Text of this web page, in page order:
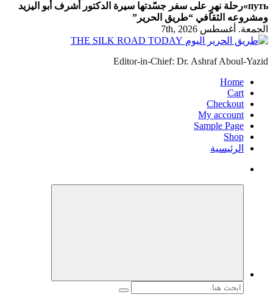
путь» رحلة نهرٍ على سفر جسّدتها سيرة الدكتور أشرف أبو اليزيد
ومشروعه الثقافي “طريق الحرير”
الجمعة. أغسطس 7th, 2026
Editor-in-Chief: Dr. Ashraf Aboul-Yazid
Home
Cart
Checkout
My account
Sample Page
Shop
الرئيسية
البحث